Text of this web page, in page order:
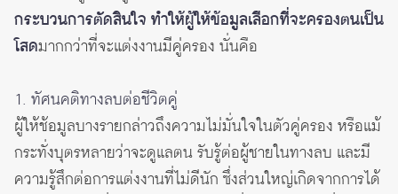
กระบวนการตัดสินใจ ทำให้ผู้ให้ข้อมูลเลือกที่จะครองตนเป็น
โสดมากกว่าที่จะแต่งงานมีคู่ครอง นั่นคือ
1. ทัศนคติทางลบต่อชีวิตคู่
ผู้ให้ช้อมูลบางรายกล่าวถึงความไม่มั่นใจในตัวคู่ครอง หรือแม้
กระทั่งบุตรหลายว่าจะดูแลตน รับรู้ต่อผู้ชายในทางลบ และมี
ความรู้สึกต่อการแต่งงานที่ไม่ดีนัก ซึ่งส่วนใหญ่เกิดจากการได้